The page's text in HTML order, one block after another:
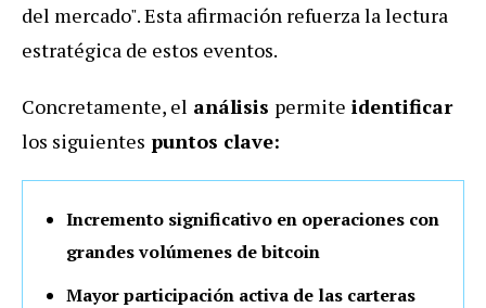
del mercado". Esta afirmación refuerza la lectura
estratégica de estos eventos.
Concretamente, el análisis permite identificar
los siguientes puntos clave:
Incremento significativo en operaciones con
grandes volúmenes de bitcoin
Mayor participación activa de las carteras